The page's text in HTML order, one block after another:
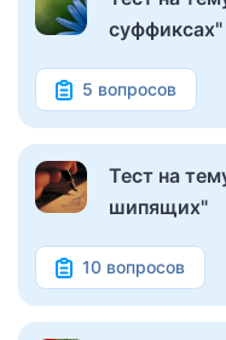
суффиксах"
5 вопросов
Тест на
шипящих"
10 вопросов